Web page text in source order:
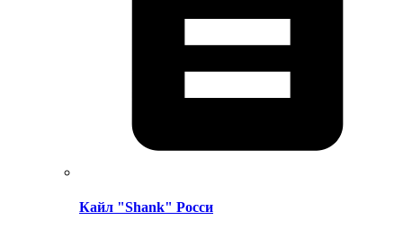
Кайл "Shank" Росси